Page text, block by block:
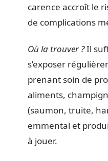
carence accroît le
de complications
Où la trouver ?Il
s’exposer
prenant soin de
aliments,
(saumon, truite,
emmental et
à jouer.